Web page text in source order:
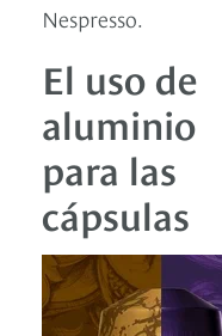
Nespresso.
El uso de
aluminio
para las
cápsulas